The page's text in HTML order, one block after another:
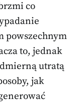
co
powszechnym
to, jednak
utratą
jak